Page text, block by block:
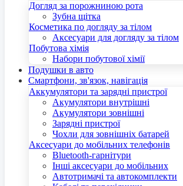
Догляд за порожниною рота
Зубна щітка
Косметика по догляду за тілом
Аксесуари для догляду за тілом
Побутова хімія
Набори побутової хімії
Подушки в авто
Смартфони, зв'язок, навігація
Аккумулятори та зарядні пристрої
Акумулятори внутрішні
Акумулятори зовнішні
Зарядні пристрої
Чохли для зовнішніх батарей
Аксесуари до мобільних телефонів
Bluetooth-гарнітури
Інші аксесуари до мобільних
Автотримачі та автокомплекти